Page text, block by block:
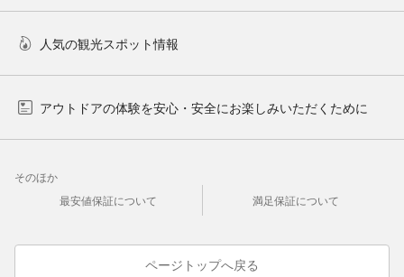
人気の観光スポット情報
アウトドアの体験を安心・安全にお楽しみいただくために
そのほか
最安値保証について
満足保証について
ページトップへ戻る